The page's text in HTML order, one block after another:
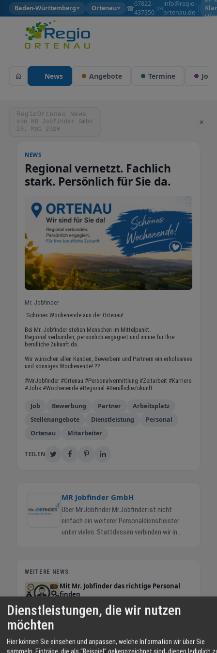
Baden-Württemberg▼ Ortenau▼ ☎07822-
437350
| ✉info@regio-
ortenau.de
|
News Angebote Termine Jobs
RegioOrtenau News
von MR Jobfinder GmbH
29. Mai 2026
×
NEWS
Regional vernetzt. Fachlich
stark. Persönlich für Sie da.
Mr. Jobfinder
Schönes Wochenende aus der Ortenau!
Bei Mr. Jobfinder stehen Menschen im Mittelpunkt.
Regional verbunden, persönlich engagiert und immer für Ihre
berufliche Zukunft da.
Wir wünschen allen Kunden, Bewerbern und Partnern ein erholsames
und sonniges Wochenende! ??
#MrJobfinder #Ortenau #Personalvermittlung #Zeitarbeit #Karriere
#Jobs #Wochenende #Regional #BeruflicheZukunft
Job Bewerbung Partner
Arbeitsplatz
Stellenangebote
Dienstleistung
Personal
Ortenau
Mitarbeiter
TEILEN
MR Jobfinder GmbH
Über Mr.Jobfinder Mr.Jobfinder ist nicht
einfach ein weiterer Personaldienstleister
unter vielen. Stattdessen verbinden wir in
langjährige Erfahrung mit Abteilungsaufbau
und Human Resources für diverse
Unternehmen haben uns deutlich gemacht,
worauf Stellensucher und Unternehmen
Herangehensweise an die
WEITERE NEWS
Mit Mr. Jobfinder das richtige Personal
finden
News
Dienstleistungen, die wir nutzen
möchten
Hier können Sie einsehen und anpassen, welche Information wir über Sie